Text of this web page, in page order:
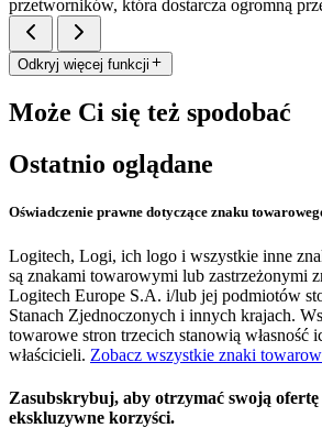
przetworników, która dostarcza ogromną
Odkryj więcej funkcji
Może Ci się też spodobać
Ostatnio oglądane
Oświadczenie prawne dotyczące znaku
Logitech, Logi, ich logo i wszystkie inne
są znakami towarowymi lub zastrzeżonymi
Logitech Europe S.A. i/lub jej podmiotów
Stanach Zjednoczonych i innych krajach.
towarowe stron trzecich stanowią własność
właścicieli. Zobacz wszystkie znaki
Zasubskrybuj, aby otrzymać swoją ofertę
ekskluzywne korzyści.